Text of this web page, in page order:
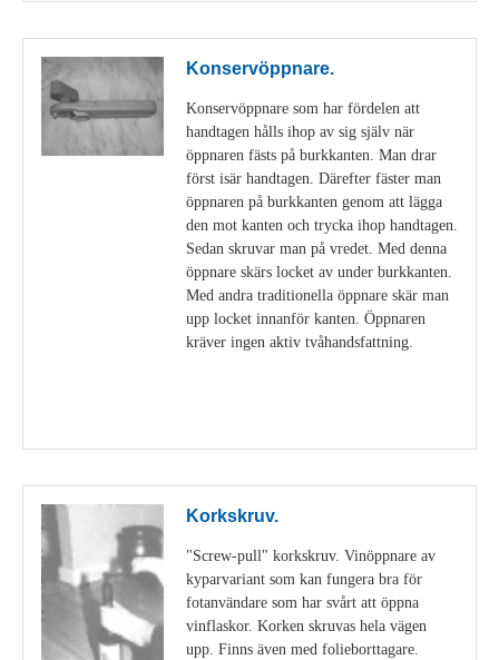
Konservöppnare.
Konservöppnare som har fördelen att
handtagen hålls ihop av sig själv när
öppnaren fästs på burkkanten. Man drar
först isär handtagen. Därefter fäster man
öppnaren på burkkanten genom att lägga
den mot kanten och trycka ihop handtagen.
Sedan skruvar man på vredet. Med denna
öppnare skärs locket av under burkkanten.
Med andra traditionella öppnare skär man
upp locket innanför kanten. Öppnaren
kräver ingen aktiv tvåhandsfattning.
Korkskruv.
"Screw-pull" korkskruv. Vinöppnare av
kyparvariant som kan fungera bra för
fotanvändare som har svårt att öppna
vinflaskor. Korken skruvas hela vägen
upp. Finns även med folieborttagare.